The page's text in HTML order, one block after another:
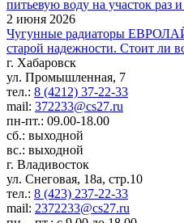
питьевую воду на участок раз и
2 июня 2026
Чугунные радиаторы
старой надежности. Стоит ли
г. Хабаровск
ул. Промышленная, 7
тел.: 8 (4212) 37-22-33
mail: 372233@cs27.ru
пн-пт.: 09.00-18.00
сб.: выходной
вс.: выходной
г. Владивосток
ул. Снеговая, 18а, стр.10
тел.: 8 (423) 237-22-33
mail: 2372233@cs27.ru